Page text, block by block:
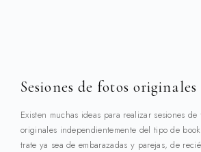
Sesiones de fotos originales
Existen muchas ideas para realizar sesiones de
originales independientemente del tipo de
trate ya sea de embarazadas y parejas, de